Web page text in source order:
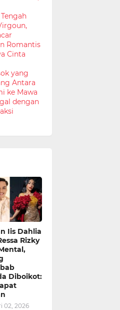
Romantis
Cinta
yang
Antara
ke Mawa
dengan
Iis Dahlia
Rizky
Diboikot:
02, 2026